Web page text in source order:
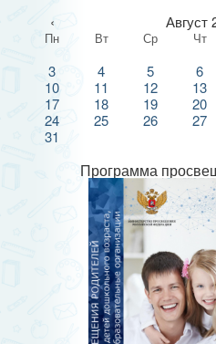
‹ Август
Пн Вт Ср Чт
3
4 5 6
10
11 12 13
17
18 19 20
24
25 26 27
31
Программа